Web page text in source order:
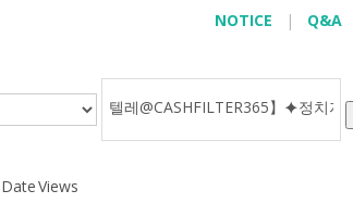
NOTICE | Q&A
DateViews